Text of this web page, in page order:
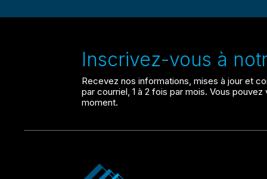
Inscrivez-vous à
Recevez nos informations, mises à jour et
par courriel, 1 à 2 fois par mois. Vous
moment.